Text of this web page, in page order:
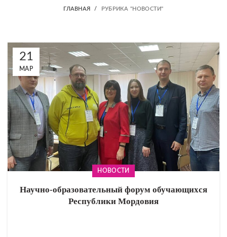
ГЛАВНАЯ РУБРИКА "НОВОСТИ"
21
МАР
НОВОСТИ
Научно-образовательный форум обучающихся
Республики Мордовия